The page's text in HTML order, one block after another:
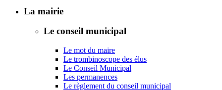
La mairie
Le conseil municipal
Le mot du maire
Le trombinoscope des élus
Le Conseil Municipal
Les permanences
Le règlement du conseil municipal